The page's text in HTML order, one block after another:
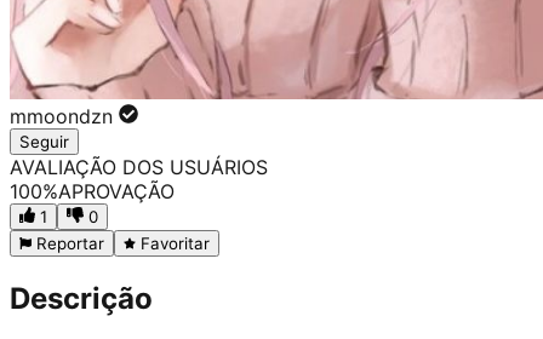
mmoondzn
Seguir
AVALIAÇÃO DOS USUÁRIOS
100%APROVAÇÃO
1
0
Reportar
Favoritar
Descrição